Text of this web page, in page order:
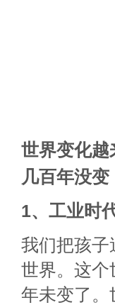
世界变化越
几百年没变
1、工业时
我们把孩子
世界。这个
年未变了。